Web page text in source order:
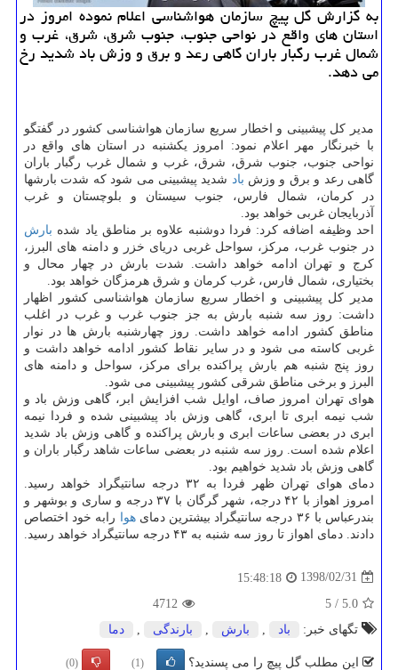
به گزارش گل پیچ سازمان هواشناسی اعلام نموده امروز در
استان های واقع در نواحی جنوب، جنوب شرق، شرق، غرب و
شمال غرب رگبار باران گاهی رعد و برق و وزش باد شدید رخ
می دهد.
مدیر كل پیشبینی و اخطار سریع سازمان هواشناسی كشور در گفتگو
با خبرنگار مهر اعلام نمود: امروز یكشنبه در استان های واقع در
نواحی جنوب، جنوب شرق، شرق، غرب و شمال غرب رگبار باران
گاهی رعد و برق و وزش باد شدید پیشبینی می شود كه شدت بارشها
در كرمان، شمال فارس، جنوب سیستان و بلوچستان و غرب
آذربایجان غربی خواهد بود.
احد وظیفه اضافه كرد: فردا دوشنبه علاوه بر مناطق یاد شده بارش
در جنوب غرب، مركز، سواحل غربی دریای خزر و دامنه های البرز،
كرج و تهران ادامه خواهد داشت. شدت بارش در چهار محال و
بختیاری، شمال فارس، غرب كرمان و شرق هرمزگان خواهد بود.
مدیر كل پیشبینی و اخطار سریع سازمان هواشناسی كشور اظهار
داشت: روز سه شنبه بارش به جز جنوب غرب و غرب در اغلب
مناطق كشور ادامه خواهد داشت. روز چهارشنبه بارش ها در نوار
غربی كاسته می شود و در سایر نقاط كشور ادامه خواهد داشت و
روز پنج شنبه هم بارش پراكنده برای مركز، سواحل و دامنه های
البرز و برخی مناطق شرقی كشور پیشبینی می شود.
هوای تهران امروز صاف، اوایل شب افزایش ابر، گاهی وزش باد و
شب نیمه ابری تا ابری، گاهی وزش باد پیشبینی شده و فردا نیمه
ابری در بعضی ساعات ابری و بارش پراكنده و گاهی وزش باد شدید
اعلام شده است. روز سه شنبه در بعضی ساعات شاهد رگبار باران و
گاهی وزش باد شدید خواهیم بود.
دمای هوای تهران ظهر فردا به ۳۲ درجه سانتیگراد خواهد رسید.
امروز اهواز با ۴۲ درجه، شهر گرگان با ۳۷ درجه و ساری و بوشهر و
بندرعباس با ۳۶ درجه سانتیگراد بیشترین دمای
هوا
رابه خود اختصاص
دادند. دمای اهواز تا روز سه شنبه به ۴۳ درجه سانتیگراد خواهد رسید.
1398/02/31
15:48:18
5.0
/
5
4712
تگهای خبر:
باد , بارش , بارندگی , دما
این مطلب گل پیچ را می پسندید؟ (1)
(0)